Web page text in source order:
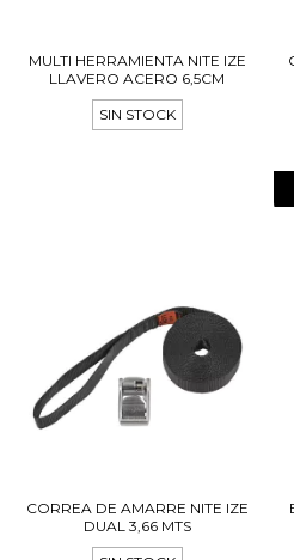
MULTI HERRAMIENTA NITE IZE
LLAVERO ACERO 6,5CM
SIN STOCK
CORREA DE AMARRE NITE IZE
DUAL 3,66 MTS